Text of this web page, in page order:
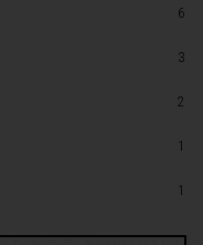
6
3
2
1
1